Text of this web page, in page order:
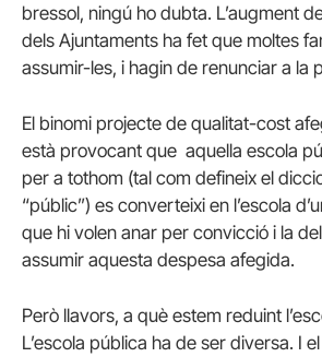
bressol, ningú ho dubta. L’augment
dels Ajuntaments ha fet que moltes
assumir-les, i hagin de renunciar a la
El binomi projecte de qualitat-cost
està provocant que aquella escola
per a tothom (tal com defineix el
“públic”) es converteixi en l’escola
que hi volen anar per convicció i la
assumir aquesta despesa afegida.
Però llavors, a què estem reduint
L’escola pública ha de ser diversa. I